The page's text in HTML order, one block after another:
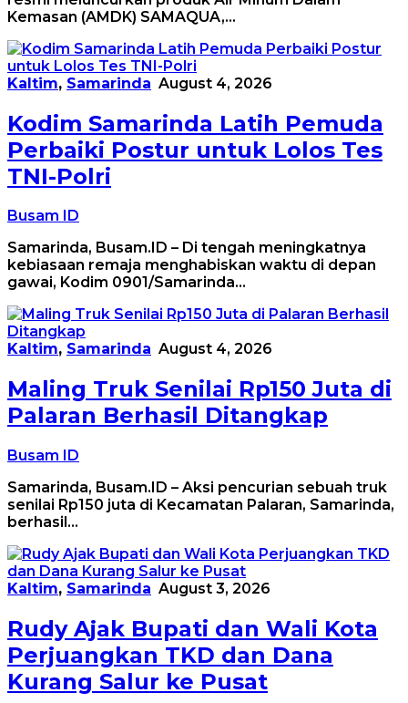
Kemasan (AMDK) SAMAQUA,…
Kaltim, Samarinda August 4, 2026
Kodim Samarinda Latih Pemuda
Perbaiki Postur untuk Lolos Tes
TNI-Polri
Busam ID
Samarinda, Busam.ID – Di tengah meningkatnya
kebiasaan remaja menghabiskan waktu di depan
gawai, Kodim 0901/Samarinda…
Kaltim, Samarinda August 4, 2026
Maling Truk Senilai Rp150 Juta di
Palaran Berhasil Ditangkap
Busam ID
Samarinda, Busam.ID – Aksi pencurian sebuah truk
senilai Rp150 juta di Kecamatan Palaran, Samarinda,
berhasil…
Kaltim, Samarinda August 3, 2026
Rudy Ajak Bupati dan Wali Kota
Perjuangkan TKD dan Dana
Kurang Salur ke Pusat